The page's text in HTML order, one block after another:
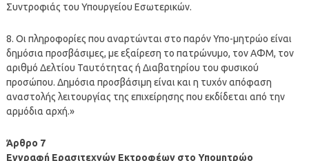
Συντροφιάς του Υπουργείου Εσωτερικών.
8. Οι πληροφορίες που αναρτώνται στο παρόν Υπο-μητρώο είναι
δημόσια προσβάσιμες, με εξαίρεση το πατρώνυμο, τον ΑΦΜ, τον
αριθμό Δελτίου Ταυτότητας ή Διαβατηρίου του φυσικού
προσώπου. Δημόσια προσβάσιμη είναι και η τυχόν απόφαση
αναστολής λειτουργίας της επιχείρησης που εκδίδεται από την
αρμόδια αρχή.»
Άρθρο 7
Εγγραφή Ερασιτεχνών Εκτροφέων στο Υπομητρώο